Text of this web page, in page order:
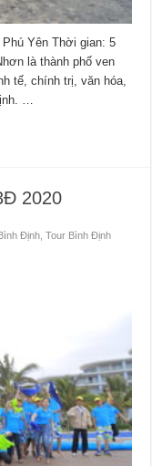
Phú Yên Thời gian: 5
là thành phố ven
tế, chính trị, văn hóa,
…
2020
Định ,Tour Bình Định